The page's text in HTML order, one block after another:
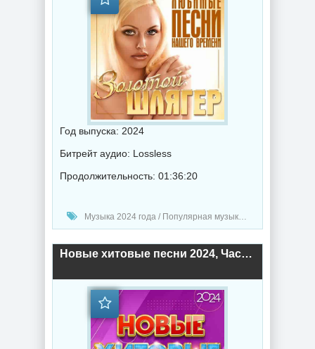
Год выпуска: 2024
Битрейт аудио: Lossless
Продолжительность: 01:36:20
Музыка 2024 года / Популярная музыка / Шансон музыка / Поп музыка / Сборник музыка
Новые хитовые песни 2024, Часть 8 (2024) торрент